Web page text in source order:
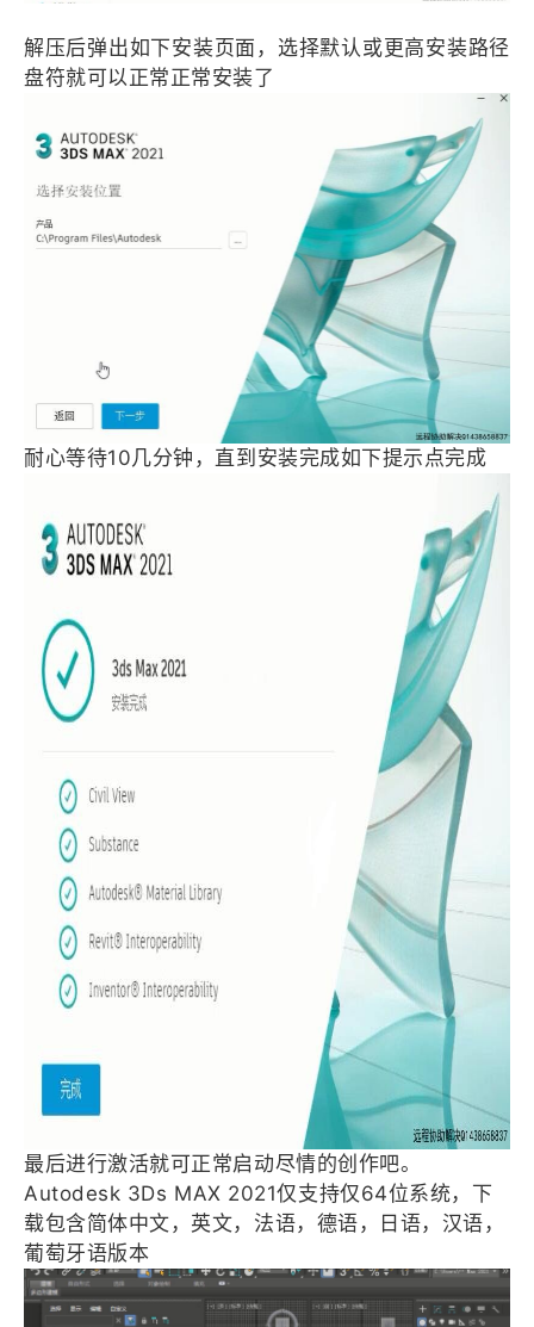
解压后弹出如下安装页面，选择默认或更高安装路径
盘符就可以正常正常安装了
耐心等待10几分钟，直到安装完成如下提示点完成
最后进行激活就可正常启动尽情的创作吧。
Autodesk 3Ds MAX 2021仅支持仅64位系统，下
载包含简体中文，英文，法语，德语，日语，汉语，
葡萄牙语版本